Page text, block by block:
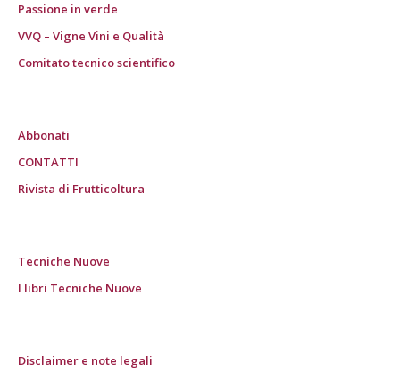
Passione in verde
VVQ – Vigne Vini e Qualità
Comitato tecnico scientifico
Abbonati
CONTATTI
Rivista di Frutticoltura
Tecniche Nuove
I libri Tecniche Nuove
Disclaimer e note legali